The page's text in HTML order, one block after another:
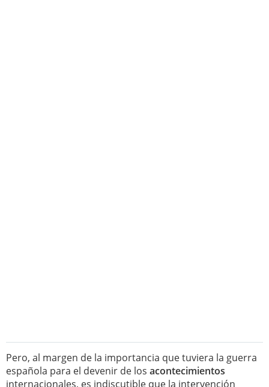
Pero, al margen de la importancia que tuviera la guerra
española para el devenir de los acontecimientos
internacionales, es indiscutible que la intervención